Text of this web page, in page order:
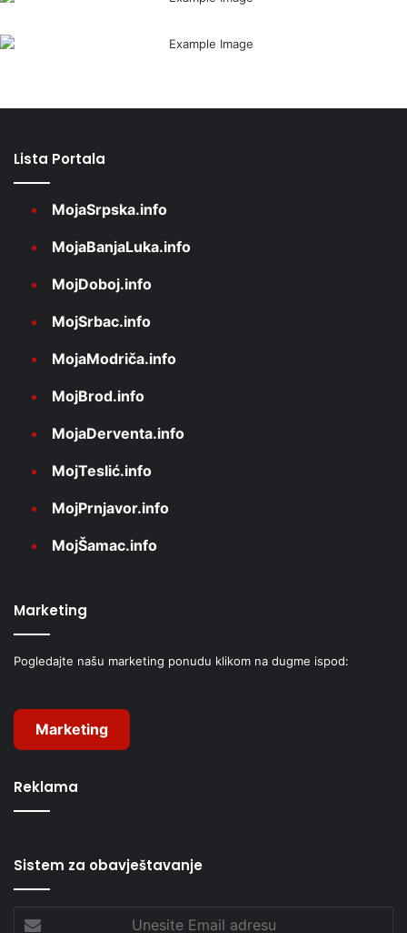
Lista Portala
MojaSrpska.info
MojaBanjaLuka.info
MojDoboj.info
MojSrbac.info
MojaModriča.info
MojBrod.info
MojaDerventa.info
MojTeslić.info
MojPrnjavor.info
MojŠamac.info
Marketing
Pogledajte našu marketing ponudu klikom na dugme ispod:
Marketing
Reklama
Sistem za obavještavanje